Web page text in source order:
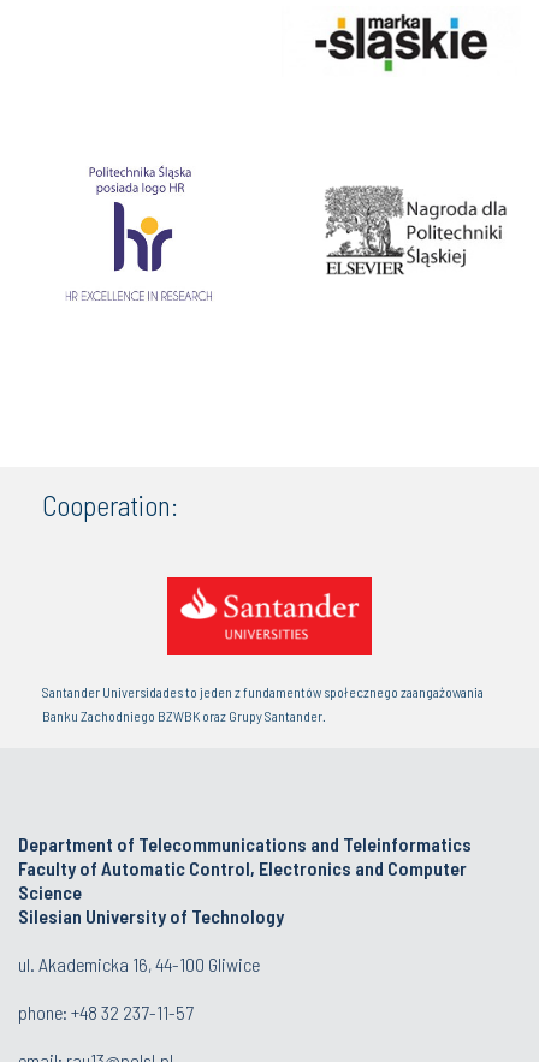
Cooperation:
Santander Universidades to jeden z fundamentów społecznego zaangażowania
Banku Zachodniego BZWBK oraz Grupy Santander.
Department of Telecommunications and Teleinformatics
Faculty of Automatic Control, Electronics and Computer
Science
Silesian University of Technology
ul. Akademicka 16, 44-100 Gliwice
phone: +48 32 237-11-57